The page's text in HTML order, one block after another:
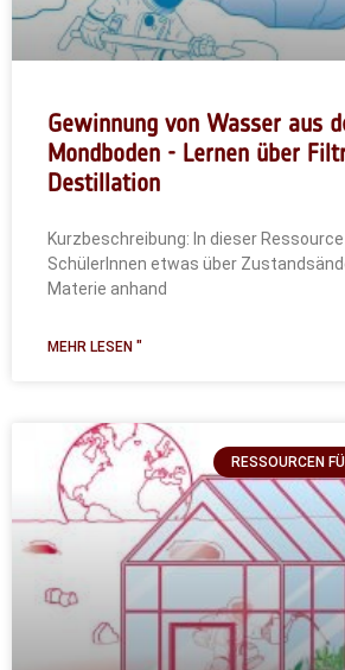
Gewinnung von Wasser aus
Mondboden - Lernen über
Destillation
Kurzbeschreibung: In dieser
SchülerInnen etwas über
Materie anhand
MEHR LESEN "
RESSOURCEN